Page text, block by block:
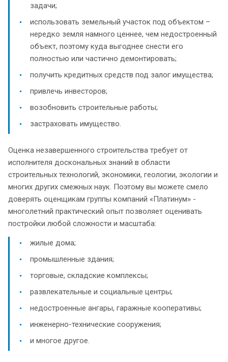
задачи;
использовать земельный участок под объектом –
нередко земля намного ценнее, чем недостроенный
объект, поэтому куда выгоднее снести его
полностью или частично демонтировать;
получить кредитных средств под залог имущества;
привлечь инвесторов;
возобновить строительные работы;
застраховать имущество.
Оценка незавершенного строительства требует от
исполнителя доскональных знаний в области
строительных технологий, экономики, геологии, экологии и
многих других смежных наук. Поэтому вы можете смело
доверять оценщикам группы компаний «Платинум» -
многолетний практический опыт позволяет оценивать
постройки любой сложности и масштаба:
жилые дома;
промышленные здания;
торговые, складские комплексы;
развлекательные и социальные центры;
недостроенные ангары, гаражные кооперативы;
инженерно-технические сооружения;
и многое другое.